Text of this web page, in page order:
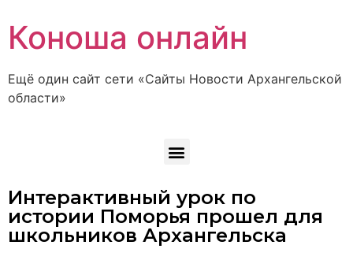
Коноша онлайн
Ещё один сайт сети «Сайты Новости Архангельской
области»
Интерактивный урок по
истории Поморья прошел для
школьников Архангельска